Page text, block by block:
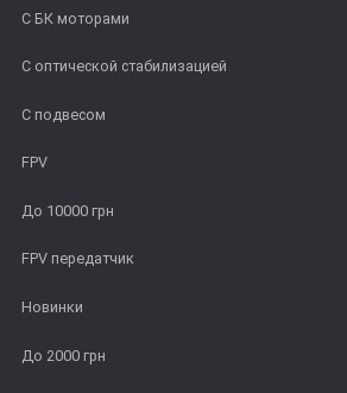
С БК моторами
С оптической стабилизацией
С подвесом
FPV
До 10000 грн
FPV передатчик
Новинки
До 2000 грн